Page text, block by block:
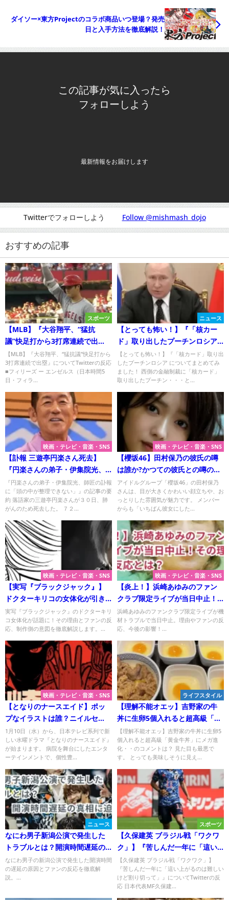
ダイソー×東方Projectのコラボ商品いつ登場？発売
日と入手方法を徹底解説！
この記事が気に入ったら
フォローしよう
最新情報をお届けします
Twitterでフォローしよう Follow @mishmash_dojo
おすすめの記事
スポーツ
【MLB】『大谷翔平、“猛抗
議”快足打から3打席連続で出
塁』についてTwitterの反応
【MLB】『大谷翔平、“猛抗議”快足打から
3打席連続で出塁』についてTwitterの反応
■フィリーズ ー エンゼルス（日本時間5
日・フィラ...
ニュース
【とっても怖い！】『「核カー
ド」取り出したプーチンロシア
】についてまとめてみた
【とっても怖い！】『「核カード」取り出
したプーチンロシア についてまとめてみ
ました！ 西側の金融制裁に「核カード」
取り出したプーチン・・・と...
映画・テレビ・音楽・SNS
【訃報 三遊亭円楽さん死去】
『円楽さんの弟子・伊集院光、
師匠の訃報に「頭の中が整理で
きない」』について
『円楽さんの弟子・伊集院光、師匠の訃報
に「頭の中が整理できない」』の記事の要
約 落語家の三遊亭円楽さんが３０日、肺
がんのため死去した。 ７２...
映画・テレビ・音楽・SNS
【櫻坂46】田村保乃の彼氏の噂
は誰か?かつての彼氏との噂の真
相は？
アイドルグループ「櫻坂46」の田村保乃
さんは、目が大きくかわいい顔立ちや、お
っとりした雰囲気が魅力です。 メンバー
からも「いちばん彼女にした...
映画・テレビ・音楽・SNS
【実写『ブラックジャック』】
ドクターキリコの女体化が引き
起こした波紋の理由とは？
実写『ブラックジャック』のドクターキリ
コ女体化が話題に！その理由とファンの反
応、制作側の意図を徹底解説します。...
映画・テレビ・音楽・SNS
【炎上！】浜崎あゆみのファン
クラブ限定ライブが当日中止！
その理由とファンの反応とは？
浜崎あゆみのファンクラブ限定ライブが機
材トラブルで当日中止。理由やファンの反
応、今後の影響！...
映画・テレビ・音楽・SNS
【となりのナースエイド】ポッ
プなイラストは誰？ニイルセ
ン！どんな人？
1月10日（水）から、日本テレビ系列で新
しい水曜ドラマ『となりのナースエイド』
が始まります。 病院を舞台にしたエンタ
ーテインメントで、個性豊...
ライフスタイル
【理解不能オエッ】吉野家の牛
丼に生卵5個入れると超高級「黄
金牛丼」にメガ進化・・のコメ
ントは？
【理解不能オエッ】吉野家の牛丼に生卵5
個入れると超高級「黄金牛丼」にメガ進
化・・のコメントは？ 見た目も最悪で
す。 とっても美味しそうに見え...
ニュース
なにわ男子新潟公演で発生した
トラブルとは？開演時間遅延の
真相に迫る！
なにわ男子の新潟公演で発生した開演時間
の遅延の原因とファンの反応を徹底解
説。...
スポーツ
【久保建英 ブラジル戦「ワクワ
ク」】『苦しんだ一年に「這い
上がるのは難しいけど割り切っ
て」』についてTwitterの反応
【久保建英 ブラジル戦「ワクワク」】
『苦しんだ一年に「這い上がるのは難しい
けど割り切って」』についてTwitterの反
応 日本代表MF久保建...